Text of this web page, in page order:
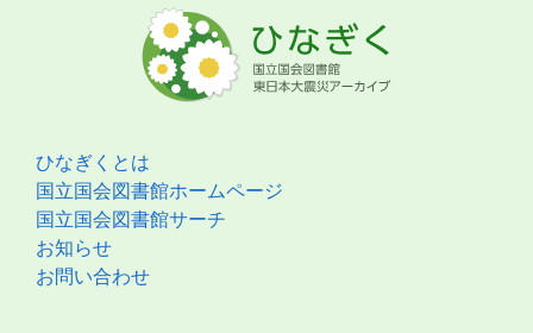
ひなぎくとは
国立国会図書館ホームページ
国立国会図書館サーチ
お知らせ
お問い合わせ